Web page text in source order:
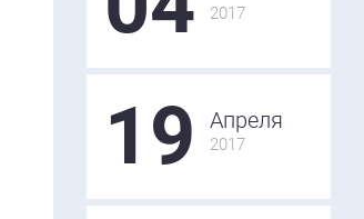
2017
19 Апреля
2017